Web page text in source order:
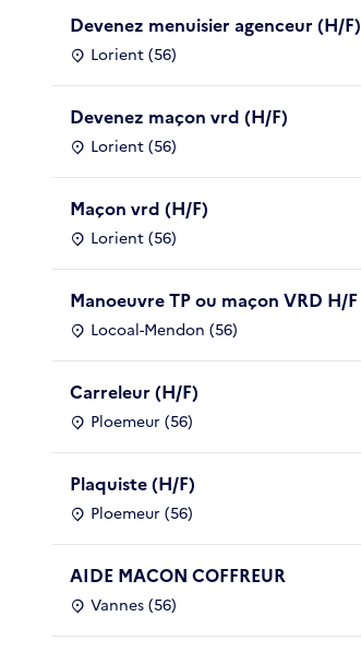
Devenez menuisier agenceur (H/F)
Lorient (56)
Devenez maçon vrd (H/F)
Lorient (56)
Maçon vrd (H/F)
Lorient (56)
Manoeuvre TP ou maçon VRD H/F
Locoal-Mendon (56)
Carreleur (H/F)
Ploemeur (56)
Plaquiste (H/F)
Ploemeur (56)
AIDE MACON COFFREUR
Vannes (56)